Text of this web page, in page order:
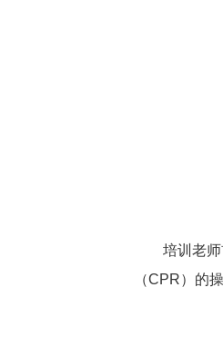
培训老
（CPR）的